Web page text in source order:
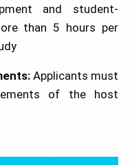
and student-
than 5 hours per
Applicants must
of the host